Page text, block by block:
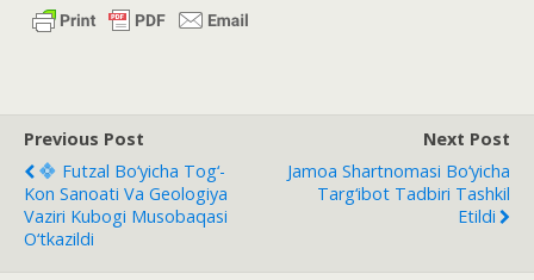
Previous Post
Futzal Bo‘yicha Tog‘-
Kon Sanoati Va Geologiya
Vaziri Kubogi Musobaqasi
O‘tkazildi
Next Post
Jamoa Shartnomasi Bo‘yicha
Targ‘ibot Tadbiri Tashkil
Etildi